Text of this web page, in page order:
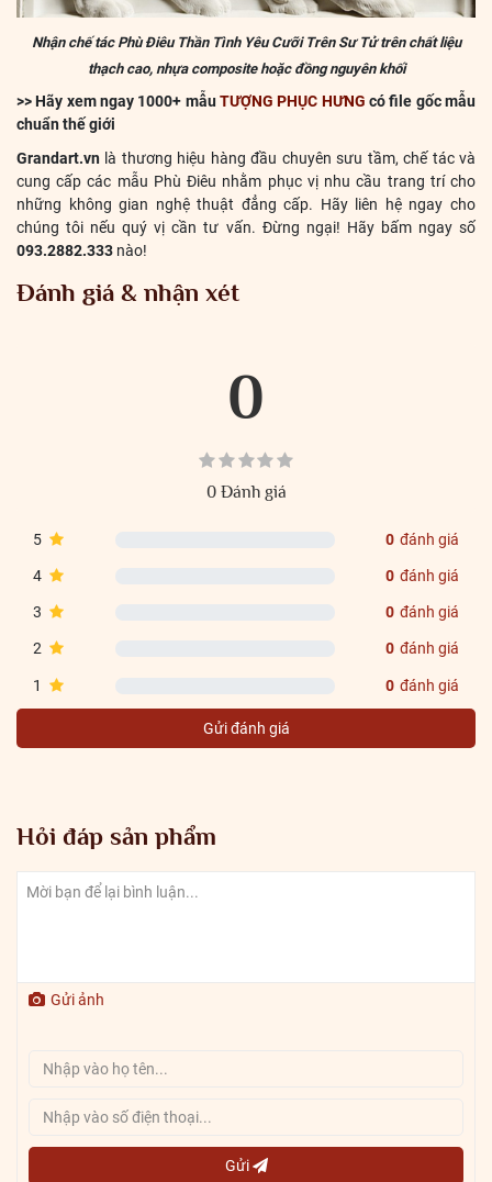
Nhận chế tác Phù Điêu Thần Tình Yêu Cưỡi Trên Sư Tử trên chất liệu
thạch cao, nhựa composite hoặc đồng nguyên khối
>> Hãy xem ngay 1000+ mẫuTƯỢNG PHỤC HƯNG có file gốc mẫu
chuẩn thế giới
Grandart.vn là thương hiệu hàng đầu chuyên sưu tầm, chế tác và
cung cấp các mẫu Phù Điêu nhằm phục vị nhu cầu trang trí cho
những không gian nghệ thuật đẳng cấp. Hãy liên hệ ngay cho
chúng tôi nếu quý vị cần tư vấn. Đừng ngại! Hãy bấm ngay số
093.2882.333 nào!
Đánh giá & nhận xét
0
0 Đánh giá
5 0 đánh giá
4 0 đánh giá
3 0 đánh giá
2 0 đánh giá
1 0 đánh giá
Gửi đánh giá
Hỏi đáp sản phẩm
Gửi ảnh
Gửi